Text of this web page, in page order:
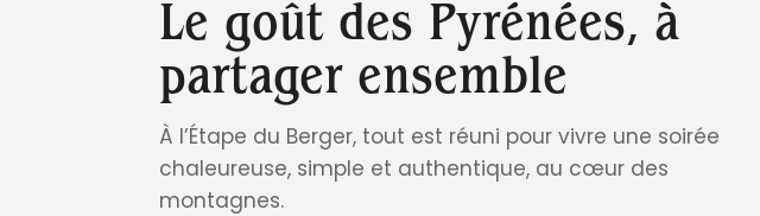
Le goût des Pyrénées, à
partager ensemble
À l’Étape du Berger, tout est réuni pour vivre une soirée
chaleureuse, simple et authentique, au cœur des
montagnes.